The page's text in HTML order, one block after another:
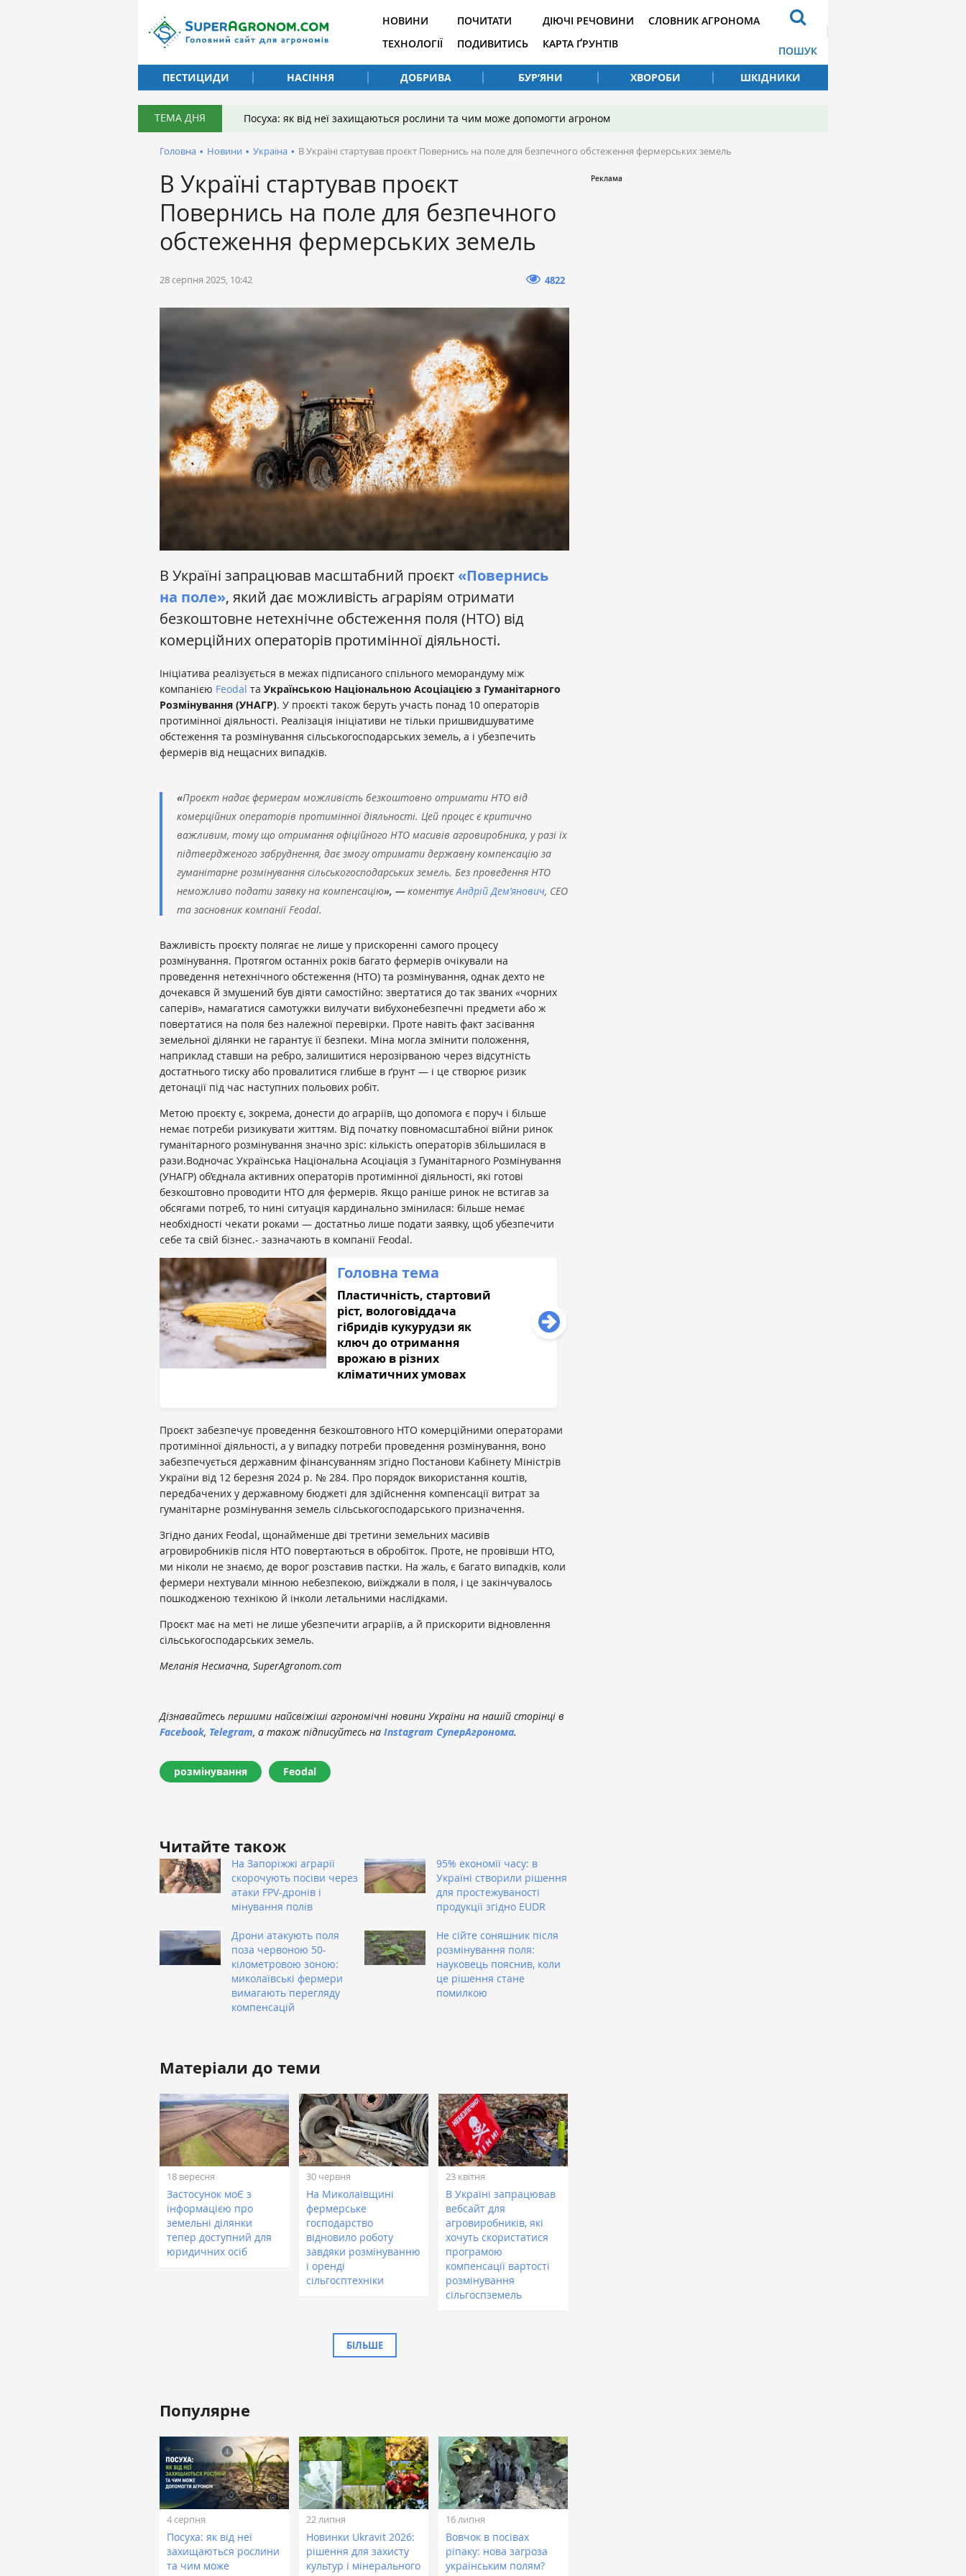
НОВИНИ
ТЕХНОЛОГІЇ
ПОЧИТАТИ
ПОДИВИТИСЬ
ДІЮЧІ РЕЧОВИНИ
КАРТА ҐРУНТІВ
СЛОВНИК АГРОНОМА
ПОШУК
ПЕСТИЦИДИ
НАСІННЯ ДОБРИВА БУР’ЯНИ ХВОРОБИ ШКІДНИКИ
ТЕМА ДНЯ Посуха: як від неї захищаються рослини та чим може допомогти агроном
Головна • Новини • Україна • В Україні стартував проєкт Повернись на поле для безпечного обстеження фермерських земель
В Україні стартував проєкт
Повернись на поле для безпечного
обстеження фермерських земель
28 серпня 2025, 10:42 4822
В Україні запрацював масштабний проєкт «Повернись
на поле», який дає можливість аграріям отримати
безкоштовне нетехнічне обстеження поля (НТО) від
комерційних операторів протимінної діяльності.
Ініціатива реалізується в межах підписаного спільного меморандуму між
компанією Feodal та Українською Національною Асоціацією з Гуманітарного
Розмінування (УНАГР). У проєкті також беруть участь понад 10 операторів
протимінної діяльності. Реалізація ініціативи не тільки пришвидшуватиме
обстеження та розмінування сільськогосподарських земель, а і убезпечить
фермерів від нещасних випадків.
«Проєкт надає фермерам можливість безкоштовно отримати НТО від
комерційних операторів протимінної діяльності. Цей процес є критично
важливим, тому що отримання офіційного НТО масивів агровиробника, у разі їх
підтвердженого забруднення, дає змогу отримати державну компенсацію за
гуманітарне розмінування сільськогосподарських земель. Без проведення НТО
неможливо подати заявку на компенсацію», — коментуєАндрій Дем’янович, СЕО
та засновник компанії Feodal.
Важливість проєкту полягає не лише у прискоренні самого процесу
розмінування. Протягом останніх років багато фермерів очікували на
проведення нетехнічного обстеження (НТО) та розмінування, однак дехто не
дочекався й змушений був діяти самостійно: звертатися до так званих «чорних
саперів», намагатися самотужки вилучати вибухонебезпечні предмети або ж
повертатися на поля без належної перевірки. Проте навіть факт засівання
земельної ділянки не гарантує її безпеки. Міна могла змінити положення,
наприклад ставши на ребро, залишитися нерозірваною через відсутність
достатнього тиску або провалитися глибше в ґрунт — і це створює ризик
детонації під час наступних польових робіт.
Метою проєкту є, зокрема, донести до аграріїв, що допомога є поруч і більше
немає потреби ризикувати життям. Від початку повномасштабної війни ринок
гуманітарного розмінування значно зріс: кількість операторів збільшилася в
рази.Водночас Українська Національна Асоціація з Гуманітарного Розмінування
(УНАГР) об’єднала активних операторів протимінної діяльності, які готові
безкоштовно проводити НТО для фермерів. Якщо раніше ринок не встигав за
обсягами потреб, то нині ситуація кардинально змінилася: більше немає
необхідності чекати роками — достатньо лише подати заявку, щоб убезпечити
себе та свій бізнес.- зазначають в компанії Feodal.
Головна тема
Пластичність, стартовий
ріст, вологовіддача
гібридів кукурудзи як
ключ до отримання
врожаю в різних
кліматичних умовах
Проєкт забезпечує проведення безкоштовного НТО комерційними операторами
протимінної діяльності, а у випадку потреби проведення розмінування, воно
забезпечується державним фінансуванням згідно Постанови Кабінету Міністрів
України від 12 березня 2024 р. № 284. Про порядок використання коштів,
передбачених у державному бюджеті для здійснення компенсації витрат за
гуманітарне розмінування земель сільськогосподарського призначення.
Згідно даних Feodal, щонайменше дві третини земельних масивів
агровиробників після НТО повертаються в обробіток. Проте, не провівши НТО,
ми ніколи не знаємо, де ворог розставив пастки. На жаль, є багато випадків, коли
фермери нехтували мінною небезпекою, виїжджали в поля, і це закінчувалось
пошкодженою технікою й інколи летальними наслідками.
Проєкт має на меті не лише убезпечити аграріїв, а й прискорити відновлення
сільськогосподарських земель.
Меланія Несмачна, SuperAgronom.com
Дізнавайтесь першими найсвіжіші агрономічні новини України на нашій сторінці в
Facebook, Telegram, а також підписуйтесь на Instagram СуперАгронома.
розмінування Feodal
Читайте також
На Запоріжжі аграрії
скорочують посіви через
атаки FPV-дронів і
мінування полів
95% економії часу: в
Україні створили рішення
для простежуваності
продукції згідно EUDR
Дрони атакують поля
поза червоною 50-
кілометровою зоною:
миколаївські фермери
вимагають перегляду
компенсацій
Не сійте соняшник після
розмінування поля:
науковець пояснив, коли
це рішення стане
помилкою
Матеріали до теми
18 вересня
Застосунок моЄ з
інформацією про
земельні ділянки
тепер доступний для
юридичних осіб
30 червня
На Миколаївщині
фермерське
господарство
відновило роботу
завдяки розмінуванню
і оренді
сільгосптехніки
23 квітня
В Україні запрацював
вебсайт для
агровиробників, які
хочуть скористатися
програмою
компенсації вартості
розмінування
сільгоспземель
БІЛЬШЕ
Популярне
4 серпня
Посуха: як від неї
захищаються рослини
та чим може
22 липня
Новинки Ukravit 2026:
рішення для захисту
культур і мінерального
16 липня
Вовчок в посівах
ріпаку: нова загроза
українським полям?